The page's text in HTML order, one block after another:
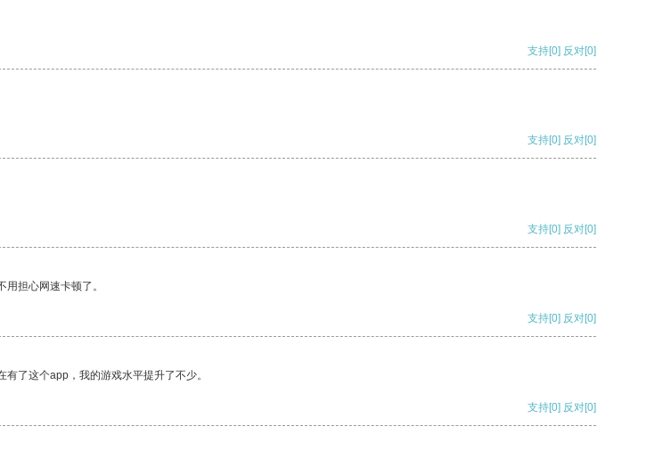
支持[0] 反对[0]
支持[0] 反对[0]
支持[0] 反对[0]
担心网速卡顿了。
支持[0] 反对[0]
了这个app，我的游戏水平提升了不少。
支持[0] 反对[0]